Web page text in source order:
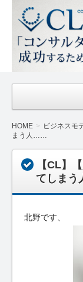
CL通信
｜Con-
Labo
HOME ビジネスモ
まう人……
【CL】
てしま
北野です、